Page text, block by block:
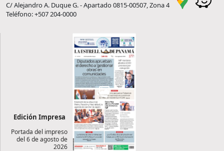
C/ Alejandro A. Duque G. - Apartado 0815-00507, Zona 4
Teléfono: +507 204-0000
Edición Impresa
Portada del impreso
del 6 de agosto de
2026